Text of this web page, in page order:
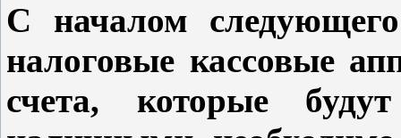
С началом
налоговые кассовые
счета, которые